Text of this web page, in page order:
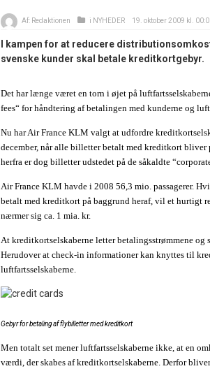
Af: Redaktionen i NYHEDER 19. oktober 2009 kl.
I kampen for at reducere
svenske kunder skal betale kreditkortgebyr.
Det har længe været en torn i øjet på
fees“ for håndtering af betalingen med kunderne og
Nu har Air France KLM valgt at udfordre
december, når alle billetter betalt med kreditkort
herfra er dog billetter udstedet på de såkaldte
Air France KLM havde i 2008 56,3 mio. passagerer.
betalt med kreditkort på baggrund heraf, vil et hurtigt
nærmer sig ca. 1 mia. kr.
At kreditkortselskaberne letter betalingsstrømmene
Herudover at check-in informationer kan knyttes til
luftfartsselskaberne.
Gebyr for betaling af flybilletter med kreditkort
Men totalt set mener luftfartsselskaberne ikke, at en
værdi, der skabes af kreditkortselskaberne. Derfor